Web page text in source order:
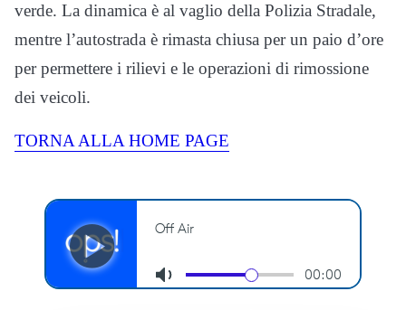
verde. La dinamica è al vaglio della Polizia Stradale,
mentre l’autostrada è rimasta chiusa per un paio d’ore
per permettere i rilievi e le operazioni di rimossione
dei veicoli.
TORNA ALLA HOME PAGE